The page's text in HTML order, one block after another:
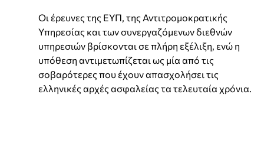
Οι έρευνες της ΕΥΠ, της Αντιτρομοκρατικής
Υπηρεσίας και των συνεργαζόμενων διεθνών
υπηρεσιών βρίσκονται σε πλήρη εξέλιξη, ενώ η
υπόθεση αντιμετωπίζεται ως μία από τις
σοβαρότερες που έχουν απασχολήσει τις
ελληνικές αρχές ασφαλείας τα τελευταία χρόνια.